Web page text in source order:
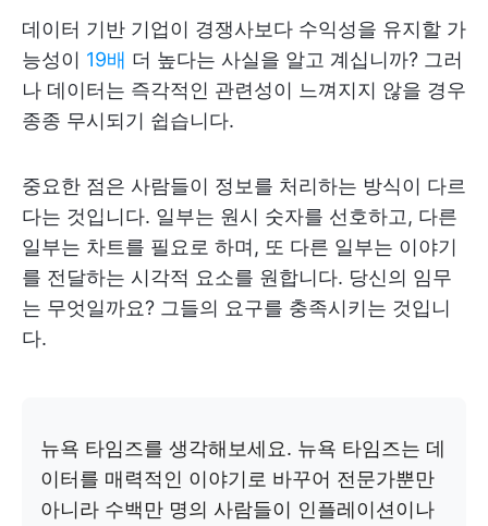
데이터 기반 기업이 경쟁사보다 수익성을 유지할 가
능성이 19배 더 높다는 사실을 알고 계십니까? 그러
나 데이터는 즉각적인 관련성이 느껴지지 않을 경우
종종 무시되기 쉽습니다.
중요한 점은 사람들이 정보를 처리하는 방식이 다르
다는 것입니다. 일부는 원시 숫자를 선호하고, 다른
일부는 차트를 필요로 하며, 또 다른 일부는 이야기
를 전달하는 시각적 요소를 원합니다. 당신의 임무
는 무엇일까요? 그들의 요구를 충족시키는 것입니
다.
뉴욕 타임즈를 생각해보세요. 뉴욕 타임즈는 데
이터를 매력적인 이야기로 바꾸어 전문가뿐만
아니라 수백만 명의 사람들이 인플레이션이나